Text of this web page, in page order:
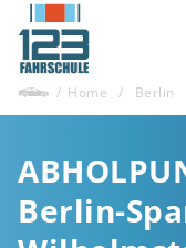
/ Home / Berlin
Berlin-